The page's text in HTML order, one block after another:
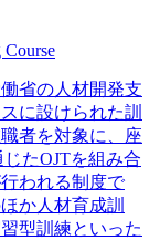
省の人材開発支
に設けられた訓
者を対象に、座
たOJTを組み合
われる制度で
か人材育成訓
型訓練といった